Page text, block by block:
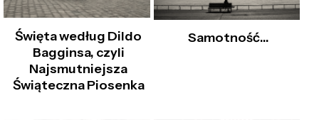
Święta według Dildo
Bagginsa, czyli
Najsmutniejsza
Świąteczna Piosenka
Samotność...